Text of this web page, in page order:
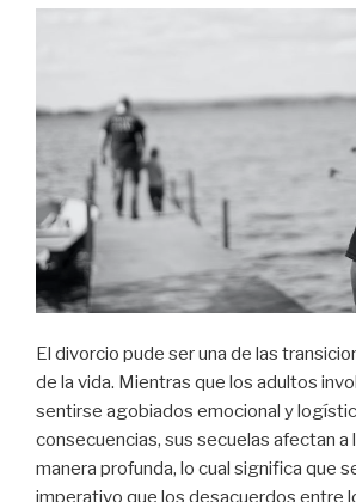
El divorcio pude ser una de las
de la vida. Mientras que los adultos
sentirse agobiados emocional y
consecuencias, sus secuelas afectan a
manera profunda, lo cual significa que
imperativo que los desacuerdos entre